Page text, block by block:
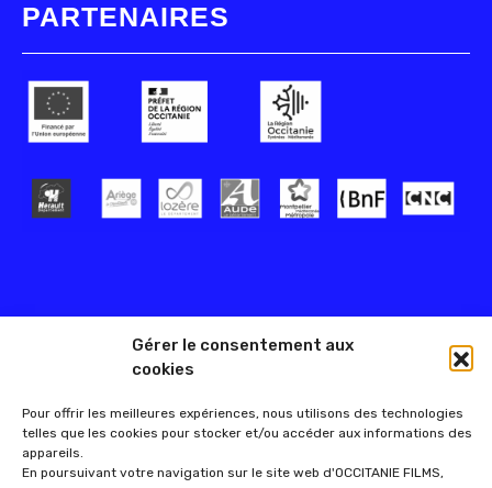
Gérer le consentement aux
cookies
Pour offrir les meilleures expériences, nous utilisons des technologies
telles que les cookies pour stocker et/ou accéder aux informations des
appareils.
En poursuivant votre navigation sur le site web d'OCCITANIE FILMS,
PARTENAIRES